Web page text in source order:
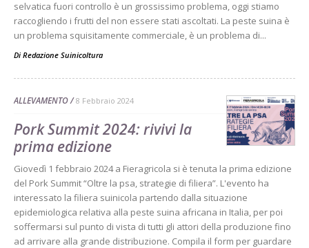
selvatica fuori controllo è un grossissimo problema, oggi stiamo
raccogliendo i frutti del non essere stati ascoltati. La peste suina è
un problema squisitamente commerciale, è un problema di...
Di Redazione Suinicoltura
ALLEVAMENTO 8 Febbraio 2024
Pork Summit 2024: rivivi la
prima edizione
Giovedì 1 febbraio 2024 a Fieragricola si è tenuta la prima edizione
del Pork Summit “Oltre la psa, strategie di filiera”. L'evento ha
interessato la filiera suinicola partendo dalla situazione
epidemiologica relativa alla peste suina africana in Italia, per poi
soffermarsi sul punto di vista di tutti gli attori della produzione fino
ad arrivare alla grande distribuzione. Compila il form per guardare